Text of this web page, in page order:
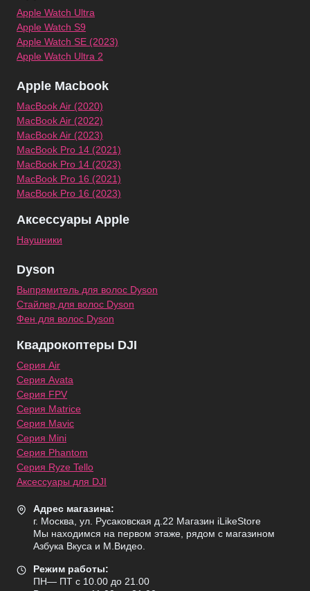
Apple Watch Ultra
Apple Watch S9
Apple Watch SE (2023)
Apple Watch Ultra 2
Apple Macbook
MacBook Air (2020)
MacBook Air (2022)
MacBook Air (2023)
MacBook Pro 14 (2021)
MacBook Pro 14 (2023)
MacBook Pro 16 (2021)
MacBook Pro 16 (2023)
Аксессуары Apple
Наушники
Dyson
Выпрямитель для волос Dyson
Стайлер для волос Dyson
Фен для волос Dyson
Квадрокоптеры DJI
Серия Air
Серия Avata
Серия FPV
Серия Matrice
Серия Mavic
Серия Mini
Серия Phantom
Серия Ryze Tello
Аксессуары для DJI
Адрес магазина:
г. Москва, ул. Русаковская д.22 Магазин iLikeStore
Мы находимся на первом этаже, рядом с магазином
Азбука Вкуса и М.Видео.
Режим работы:
ПН— ПТ с 10.00 до 21.00